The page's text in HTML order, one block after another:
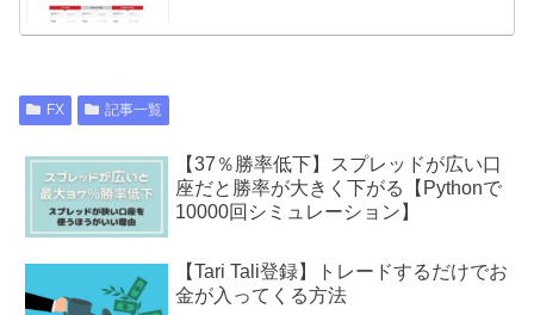
FX 記事一覧
【37％勝率低下】スプレッドが広い口
座だと勝率が大きく下がる【Pythonで
10000回シミュレーション】
【Tari Tali登録】トレードするだけでお
金が入ってくる方法